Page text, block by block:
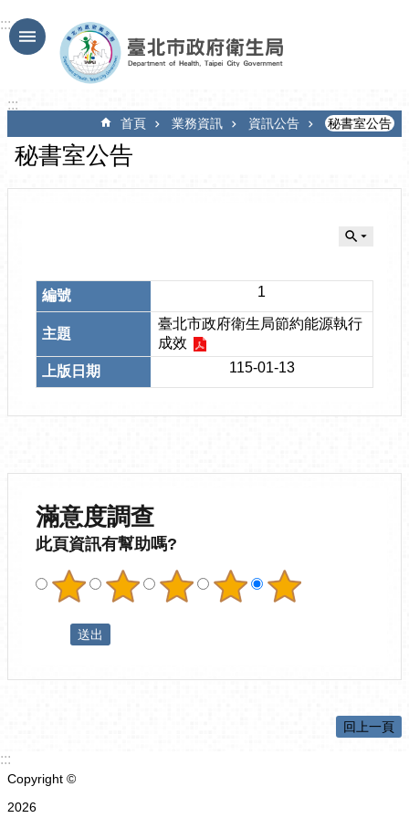
跳到主要內容區塊
:::
:::
首頁 業務資訊 資訊公告 秘書室公告
秘書室公告
1
臺北市政府衛生局節約能源執行
成效
115-01-13
滿意度調查
此頁資訊有幫助嗎?
回上一頁
:::
Copyright ©
2026